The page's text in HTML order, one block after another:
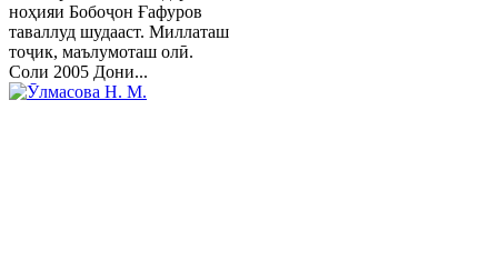
ноҳияи Бобоҷон Ғафуров
таваллуд шудааст. Миллаташ
тоҷик, маълумоташ олӣ.
Соли 2005 Дони...